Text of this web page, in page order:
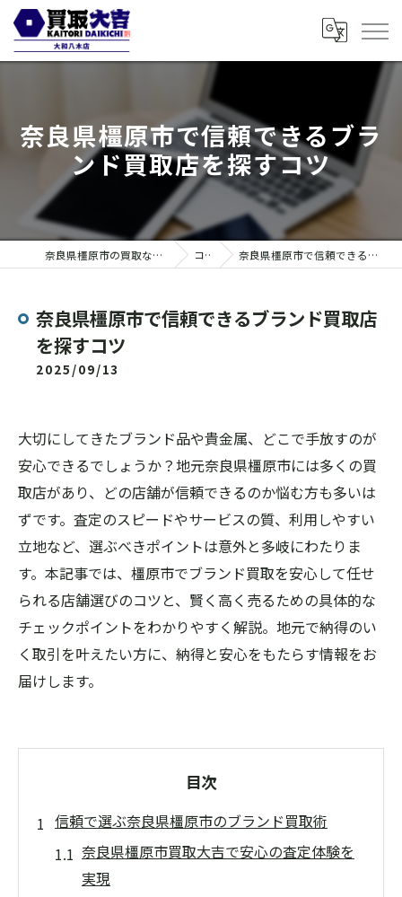
奈良県橿原市で信頼できるブラ
ンド買取店を探すコツ
奈良県橿原市の買取なら買取大吉 大和八木店 コラム 奈良県橿原市で信頼できるブランド買取店を探すコツ
奈良県橿原市で信頼できるブランド買取店
を探すコツ
2025/09/13
大切にしてきたブランド品や貴金属、どこで手放すのが
安心できるでしょうか？地元奈良県橿原市には多くの買
取店があり、どの店舗が信頼できるのか悩む方も多いは
ずです。査定のスピードやサービスの質、利用しやすい
立地など、選ぶべきポイントは意外と多岐にわたりま
す。本記事では、橿原市でブランド買取を安心して任せ
られる店舗選びのコツと、賢く高く売るための具体的な
チェックポイントをわかりやすく解説。地元で納得のい
く取引を叶えたい方に、納得と安心をもたらす情報をお
届けします。
目次
信頼で選ぶ奈良県橿原市のブランド買取術
奈良県橿原市買取大吉で安心の査定体験を
実現